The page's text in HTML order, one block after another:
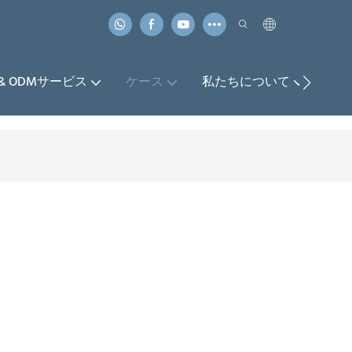
ODMサービス ケース 私たちについて